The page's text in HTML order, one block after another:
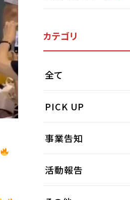
カテゴリ
全て
PICK UP
事業告知
活動報告